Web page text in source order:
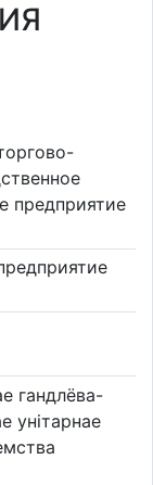
предприятие
гандлёва-
унітарнае